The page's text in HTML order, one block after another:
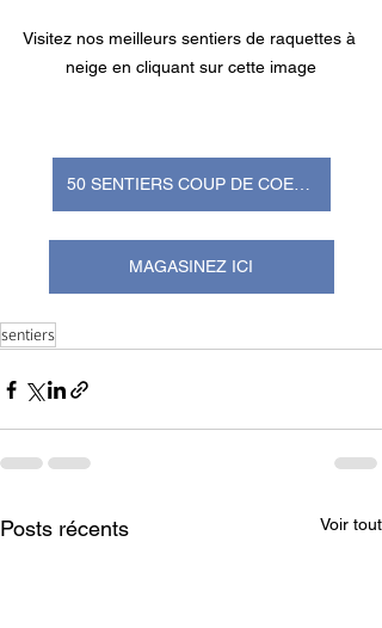
Visitez nos meilleurs sentiers de raquettes à
neige en cliquant sur cette image
50 SENTIERS COUP DE COEUR
MAGASINEZ ICI
sentiers
Posts récents Voir tout